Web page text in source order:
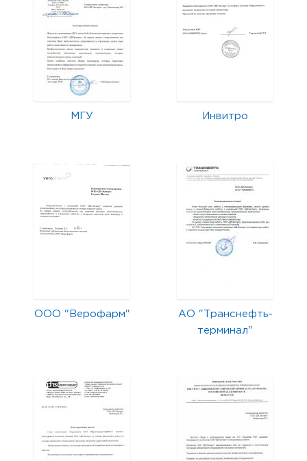
МГУ Инвитро
ООО "Верофарм"
АО "Транснефть-
терминал"